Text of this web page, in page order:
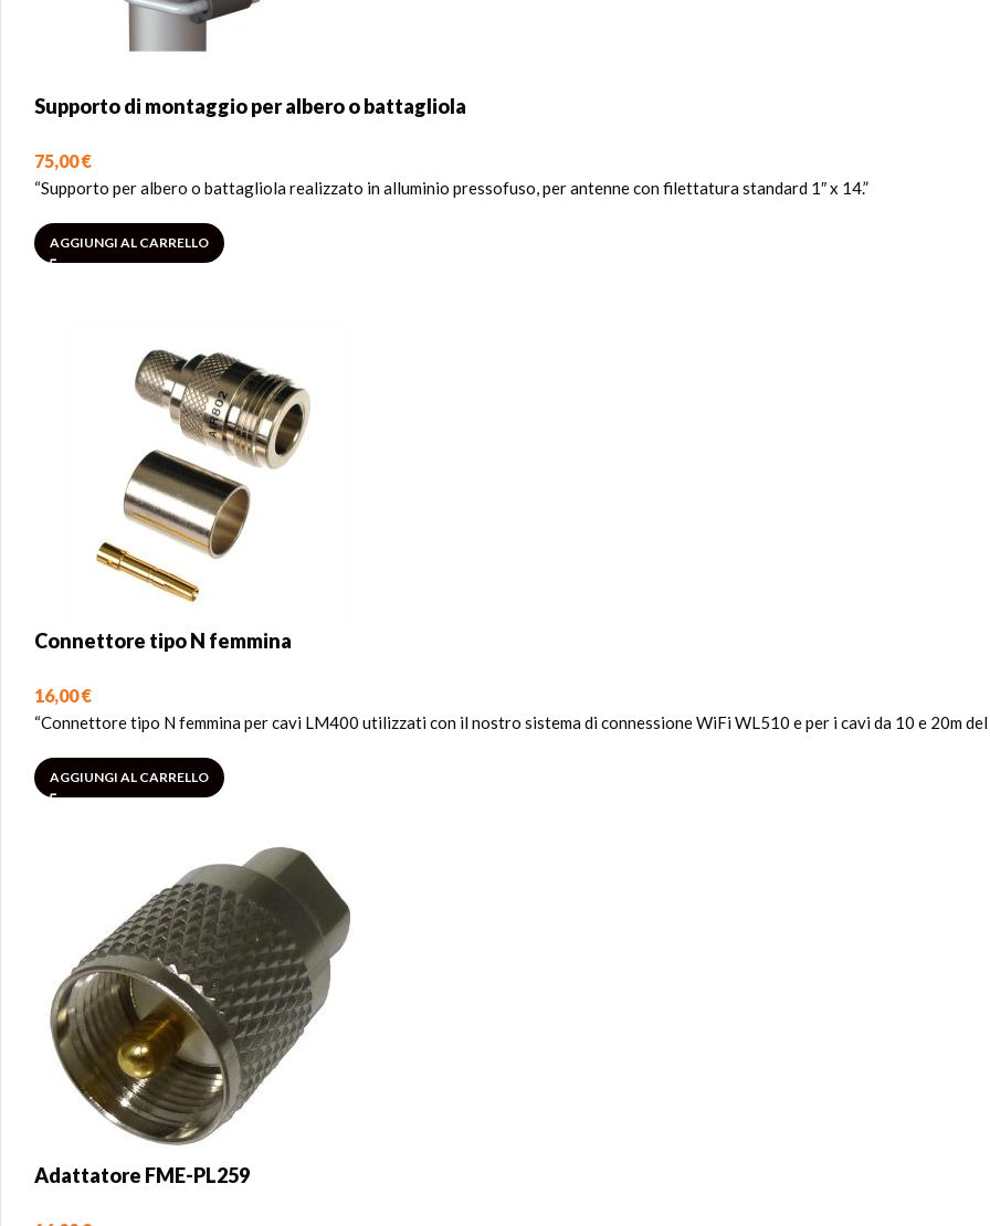
Supporto di montaggio per albero o battagliola
75,00€
“Supporto per albero o battagliola realizzato in alluminio pressofuso, per antenne con filettatura standard 1″ x 14.”
AGGIUNGI AL CARRELLO
Connettore tipo N femmina
16,00€
“Connettore tipo N femmina per cavi LM400 utilizzati con il nostro sistema di connessione WiFi WL510 e per i cavi da 10 e 20m del
AGGIUNGI AL CARRELLO
Adattatore FME-PL259